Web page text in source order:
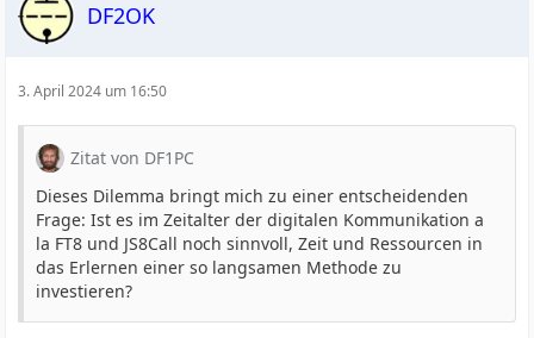
DF2OK
3. April 2024 um 16:50
Zitat von DF1PC
Dieses Dilemma bringt mich zu einer entscheidenden
Frage: Ist es im Zeitalter der digitalen Kommunikation a
la FT8 und JS8Call noch sinnvoll, Zeit und Ressourcen in
das Erlernen einer so langsamen Methode zu
investieren?